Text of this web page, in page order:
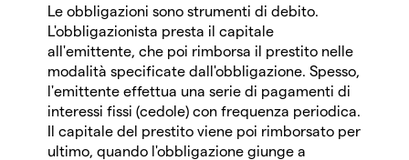
Le obbligazioni sono strumenti di debito.
L'obbligazionista presta il capitale
all'emittente, che poi rimborsa il prestito nelle
modalità specificate dall'obbligazione. Spesso,
l'emittente effettua una serie di pagamenti di
interessi fissi (cedole) con frequenza periodica.
Il capitale del prestito viene poi rimborsato per
ultimo, quando l'obbligazione giunge a